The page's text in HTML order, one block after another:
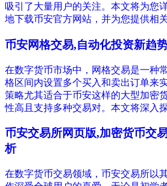
吸引了大量用户的关注。本文将为您
地下载币安官方网站，并为您提供相
币安网格交易,自动化投资新趋
在数字货币市场中，网格交易是一种
格区间内设置多个买入和卖出订单来
策略尤其适合于币安这样的大型加密
性高且支持多种交易对。本文将深入
币安交易所网页版,加密货币交
析
在数字货币交易领域，币安交易所以